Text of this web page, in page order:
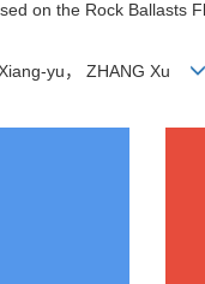
on the Rock Ballasts
yu， ZHANG Xu